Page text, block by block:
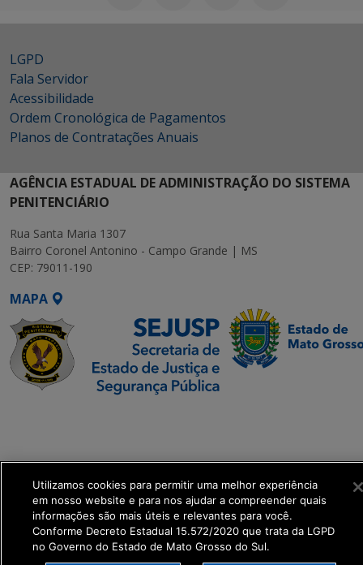
LGPD
Fala Servidor
Acessibilidade
Ordem Cronológica de Pagamentos
Planos de Contratações Anuais
AGÊNCIA ESTADUAL DE ADMINISTRAÇÃO DO SISTEMA
PENITENCIÁRIO
Rua Santa Maria 1307
Bairro Coronel Antonino - Campo Grande | MS
CEP: 79011-190
MAPA
get_footer();
Utilizamos cookies para permitir uma melhor experiência
em nosso website e para nos ajudar a compreender quais
informações são mais úteis e relevantes para você.
Conforme Decreto Estadual 15.572/2020 que trata da LGPD
no Governo do Estado de Mato Grosso do Sul.